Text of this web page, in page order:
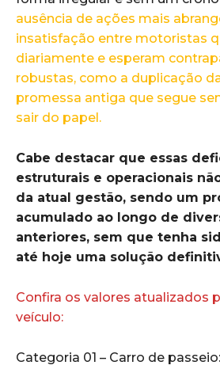
ausência de ações mais
insatisfação entre motoristas
diariamente e esperam
robustas, como a duplicação
promessa antiga que segue
sair do papel.
Cabe destacar que essas
estruturais e operacionais
da atual gestão, sendo um
acumulado ao longo de
anteriores, sem que tenha
até hoje uma solução
Confira os valores atualizados
veículo:
Categoria 01 – Carro de